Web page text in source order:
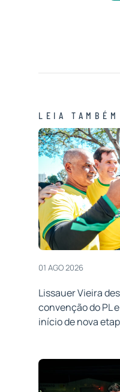
LEIA TAMBÉM
01 AGO 2026
Lissauer Vieira
convenção do PL
início de nova